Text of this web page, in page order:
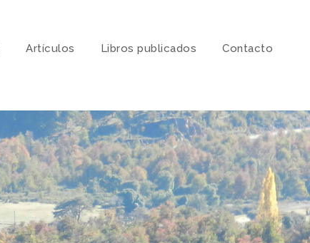
Artí­culos Libros publicados Contacto